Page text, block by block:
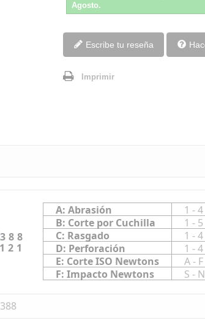
Agosto.
Escribe tu reseña
Imprimir
A: Abrasión
1 - 4
B: Corte por Cuchilla
1 - 5
C: Rasgado
1 - 4
D: Perforación
1 - 4
E: Corte ISO Newtons
A - F
F: Impacto Newtons
S - N